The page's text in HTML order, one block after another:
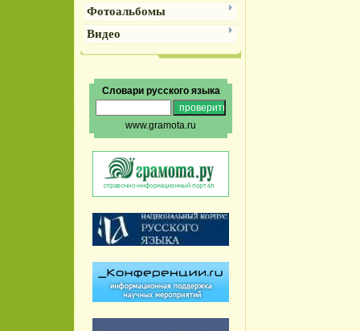
Фотоальбомы
Видео
Словари русского языка
www.gramota.ru